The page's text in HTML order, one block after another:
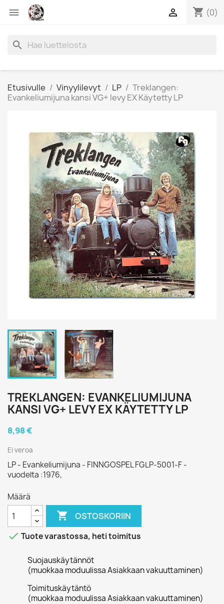
 shopping_cart (0)

search
Etusivulle Vinyylilevyt LP
Treklangen:
Evankeliumijuna kansi VG+ levy EX Käytetty LP
TREKLANGEN: EVANKELIUMIJUNA
KANSI VG+ LEVY EX KÄYTETTY LP
8,98 €
Ei veroa
LP - Evankeliumijuna - FINNGOSPEL FGLP-5001-F -
vuodelta :1976,
Määrä
 OSTOSKORIIN
 Tuote varastossa, heti toimitus
Suojauskäytännöt
(muokkaa moduulissa Asiakkaan vakuuttaminen)
Toimituskäytäntö
(muokkaa moduulissa Asiakkaan vakuuttaminen)